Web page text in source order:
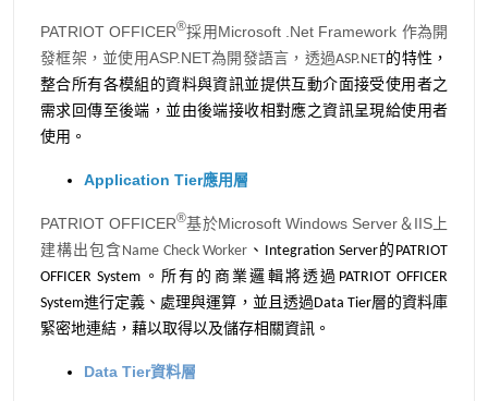
PATRIOT OFFICER®採用Microsoft .Net Framework 作為開
發框架，並使用ASP.NET為開發語言，透過ASP.NET的特性，
整合所有各模組的資料與資訊並提供互動介面接受使用者之
需求回傳至後端，並由後端接收相對應之資訊呈現給使用者
使用。
Application Tier應用層
PATRIOT OFFICER®基於Microsoft Windows Server＆IIS上
建構出包含Name Check Worker 、Integration Server的PATRIOT
OFFICER System。所有的商業邏輯將透過PATRIOT OFFICER
System進行定義、處理與運算，並且透過Data Tier層的資料庫
緊密地連結，藉以取得以及儲存相關資訊。
Data Tier資料層